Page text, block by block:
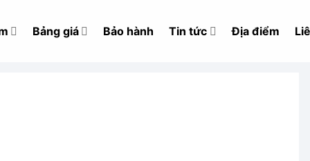
Bảng giá Bảo hành Tin tức Địa điểm